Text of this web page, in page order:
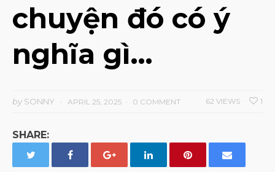
chuyện đó có ý
nghĩa gì…
bySONNY APRIL 25, 2025 0 COMMENT 1
62 VIEWS
SHARE: